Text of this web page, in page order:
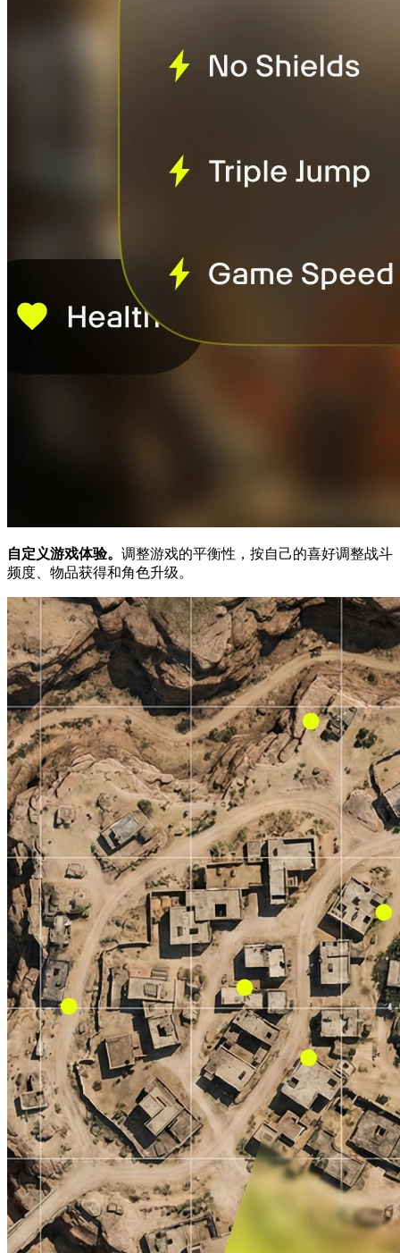
自定义游戏体验。 调整游戏的平衡性，按自己的喜好调整战斗
频度、物品获得和角色升级。